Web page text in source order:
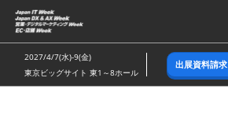
ス
キ
ッ
し
2027/4/7(水)-9(金)
東京ビッグサイト 東1～8ホール
出展資料請求